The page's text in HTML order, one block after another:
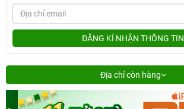
ĐĂNG KÍ NHẬN THÔNG TIN
Địa chỉ còn hàng